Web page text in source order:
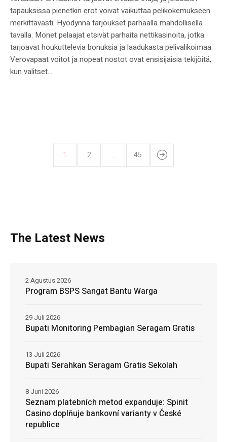
tapauksissa pienetkin erot voivat vaikuttaa pelikokemukseen
merkittävästi. Hyödynnä tarjoukset parhaalla mahdollisella
tavalla. Monet pelaajat etsivät parhaita nettikasinoita, jotka
tarjoavat houkuttelevia bonuksia ja laadukasta pelivalikoimaa.
Verovapaat voitot ja nopeat nostot ovat ensisijaisia tekijöitä,
kun valitset...
1 2 … 45
The Latest News
Program BSPS Sangat Bantu Warga
2 Agustus 2026
Bupati Monitoring Pembagian Seragam Gratis
29 Juli 2026
Bupati Serahkan Seragam Gratis Sekolah
13 Juli 2026
Seznam platebních metod expanduje: Spinit
Casino doplňuje bankovní varianty v České
republice
8 Juni 2026